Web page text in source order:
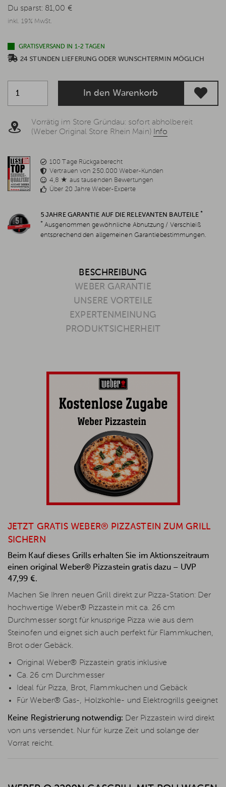
Du sparst: 81,00 €
inkl. 19% MwSt.
GRATISVERSAND IN 1-2 TAGEN
24 STUNDEN LIEFERUNG ODER WUNSCHTERMIN MÖGLICH
In den Warenkorb
Vorrätig im Store Gründau: sofort abholbereit
(Weber Original Store Rhein Main) Info
100 Tage Rückgaberecht
Vertrauen von 250.000 Weber-Kunden
4,8 ★ aus tausenden Bewertungen
Über 20 Jahre Weber-Experte
5 JAHRE GARANTIE AUF DIE RELEVANTEN BAUTEILE *
* Ausgenommen gewöhnliche Abnutzung / Verschleiß
entsprechend den allgemeinen Garantiebestimmungen.
BESCHREIBUNG
WEBER GARANTIE
UNSERE VORTEILE
EXPERTENMEINUNG
PRODUKTSICHERHEIT
JETZT GRATIS WEBER® PIZZASTEIN ZUM GRILL
SICHERN
Beim Kauf dieses Grills erhalten Sie im Aktionszeitraum
einen original Weber® Pizzastein gratis dazu – UVP
47,99 €.
Machen Sie Ihren neuen Grill direkt zur Pizza-Station: Der
hochwertige Weber® Pizzastein mit ca. 26 cm
Durchmesser sorgt für knusprige Pizza wie aus dem
Steinofen und eignet sich auch perfekt für Flammkuchen,
Brot oder Gebäck.
Original Weber® Pizzastein gratis inklusive
Ca. 26 cm Durchmesser
Ideal für Pizza, Brot, Flammkuchen und Gebäck
Für Weber® Gas-, Holzkohle- und Elektrogrills geeignet
Keine Registrierung notwendig: Der Pizzastein wird direkt
von uns versendet. Nur für kurze Zeit und solange der
Vorrat reicht.